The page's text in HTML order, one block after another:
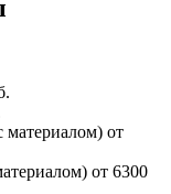
от
от 6300